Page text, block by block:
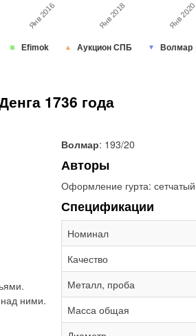
Efimok Аукцион СПБ Волмар
Янв 2016 Янв 2018 Янв 2020
1736 года
ними.
Волмар: 193/20
Авторы
Оформление гурта: сетчатый
Спецификации
Номинал
Качество
Металл, проба
Масса общая